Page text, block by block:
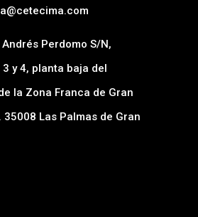
Perdomo S/N,
3 y 4, planta baja del
la Zona Franca de Gran
35008 Las Palmas de Gran